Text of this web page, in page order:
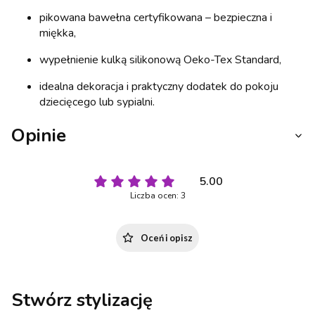
pikowana bawełna certyfikowana – bezpieczna i
miękka,
wypełnienie kulką silikonową Oeko-Tex Standard,
idealna dekoracja i praktyczny dodatek do pokoju
dziecięcego lub sypialni.
Opinie
5.00
Liczba ocen: 3
Oceń i opisz
Stwórz stylizację